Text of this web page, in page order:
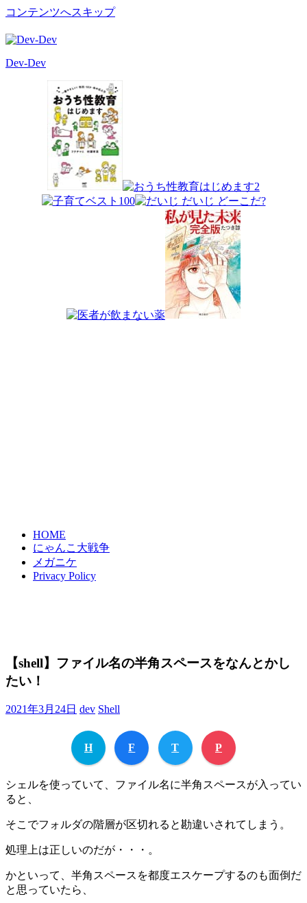
コンテンツへスキップ
Dev-Dev
HOME
にゃんこ大戦争
メガニケ
Privacy Policy
【shell】ファイル名の半角スペースをなんとかし
たい！
2021年3月24日 dev Shell
H F T P
シェルを使っていて、ファイル名に半角スペースが入ってい
ると、
そこでフォルダの階層が区切れると勘違いされてしまう。
処理上は正しいのだが・・・。
かといって、半角スペースを都度エスケープするのも面倒だ
と思っていたら、